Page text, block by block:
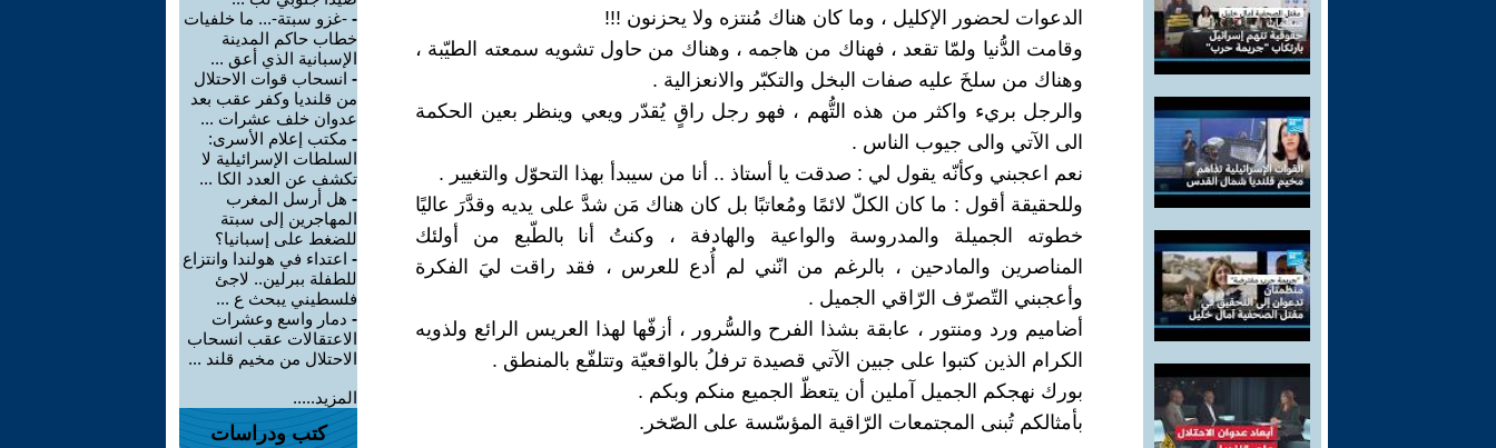
الدعوات لحضور الإكليل ، وما كان هناك مُنتزه ولا يحزنون !!!
وقامت الدُّنيا ولمّا تقعد ، فهناك من هاجمه ، وهناك من حاول تشويه سمعته الطيّبة ،
وهناك من سلخَ عليه صفات البخل والتكبّر والانعزالية .
والرجل بريء واكثر من هذه التُّهم ، فهو رجل راقٍ يُقدّر ويعي وينظر بعين الحكمة
الى الآتي والى جيوب الناس .
نعم اعجبني وكأنّه يقول لي : صدقت يا أستاذ .. أنا من سيبدأ بهذا التحوّل والتغيير .
وللحقيقة أقول : ما كان الكلّ لائمًا ومُعاتبًا بل كان هناك مَن شدَّ على يديه وقدَّرَ عاليًا
خطوته الجميلة والمدروسة والواعية والهادفة ، وكنتُ أنا بالطّبع من أولئك
المناصرين والمادحين ، بالرغم من انّني لم أُدع للعرس ، فقد راقت ليَ الفكرة
وأعجبني التّصرّف الرّاقي الجميل .
أضاميم ورد ومنتور ، عابقة بشذا الفرح والسُّرور ، أزفّها لهذا العريس الرائع ولذويه
الكرام الذين كتبوا على جبين الآتي قصيدة ترفلُ بالواقعيّة وتتلفّع بالمنطق .
بورك نهجكم الجميل آملين أن يتعظّ الجميع منكم وبكم .
بأمثالكم تُبنى المجتمعات الرّاقية المؤسّسة على الصّخر.
- -غزو سبتة-... ما خلفيات
خطاب حاكم المدينة
الإسبانية الذي أعق ...
- انسحاب قوات الاحتلال
من قلنديا وكفر عقب بعد
عدوان خلف عشرات ...
- مكتب إعلام الأسرى:
السلطات الإسرائيلية لا
تكشف عن العدد الكا ...
- هل أرسل المغرب
المهاجرين إلى سبتة
للضغط على إسبانيا؟
- اعتداء في هولندا وانتزاع
للطفلة ببرلين.. لاجئ
فلسطيني يبحث ع ...
- دمار واسع وعشرات
الاعتقالات عقب انسحاب
الاحتلال من مخيم قلند ...
المزيد.....
كتب ودراسات